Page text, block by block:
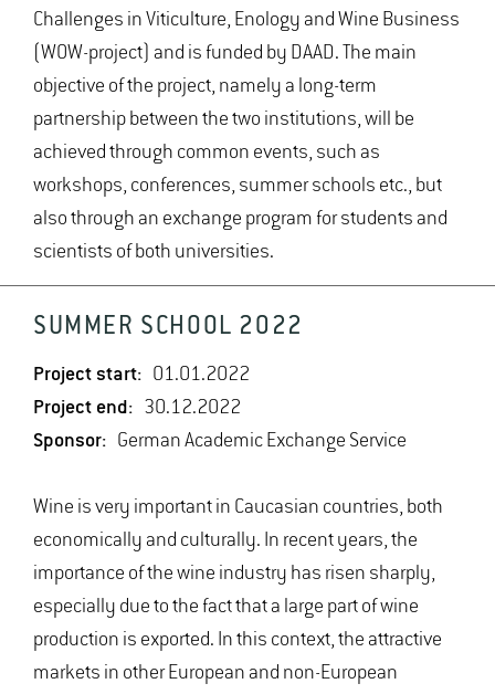
Challenges in Viticulture, Enology and Wine Business
(WOW-project) and is funded by DAAD. The main
objective of the project, namely a long-term
partnership between the two institutions, will be
achieved through common events, such as
workshops, conferences, summer schools etc., but
also through an exchange program for students and
scientists of both universities.
SUMMER SCHOOL 2022
Project start: 01.01.2022
Project end: 30.12.2022
Sponsor: German Academic Exchange Service
Wine is very important in Caucasian countries, both
economically and culturally. In recent years, the
importance of the wine industry has risen sharply,
especially due to the fact that a large part of wine
production is exported. In this context, the attractive
markets in other European and non-European